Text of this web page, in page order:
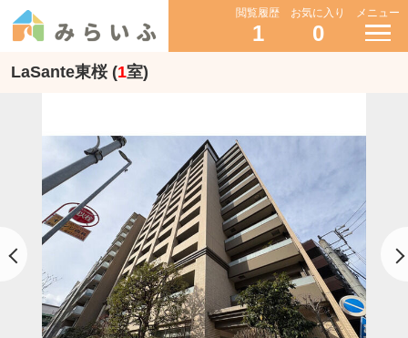
閲覧履歴
1
お気に入り
0
メニュー
LaSante東桜 (1室)